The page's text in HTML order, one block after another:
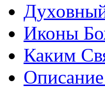
Иконы
Каким